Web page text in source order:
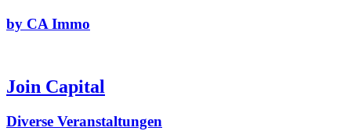
by CA Immo
Join Capital
Diverse Veranstaltungen